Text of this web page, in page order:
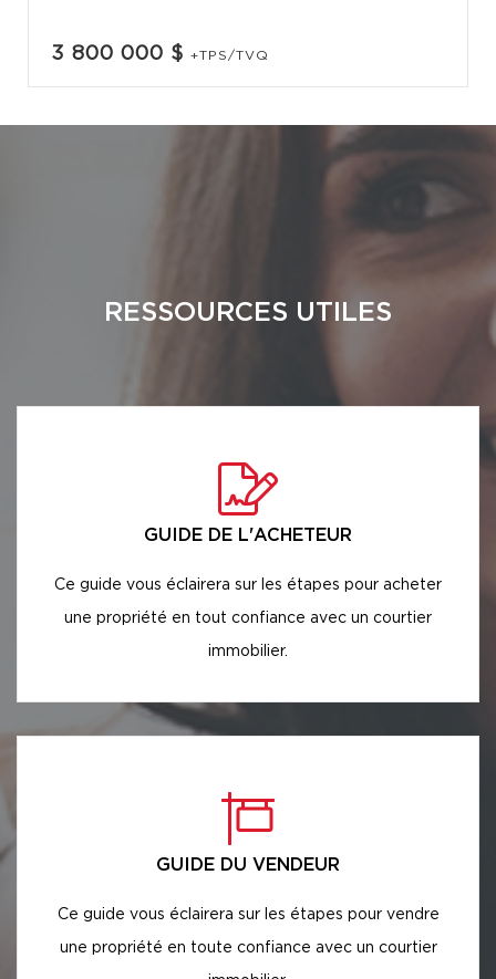
3 800 000 $ +TPS/TVQ
RESSOURCES UTILES
GUIDE DE L'ACHETEUR
Ce guide vous éclairera sur les étapes pour acheter
une propriété en tout confiance avec un courtier
immobilier.
GUIDE DU VENDEUR
Ce guide vous éclairera sur les étapes pour vendre
une propriété en toute confiance avec un courtier